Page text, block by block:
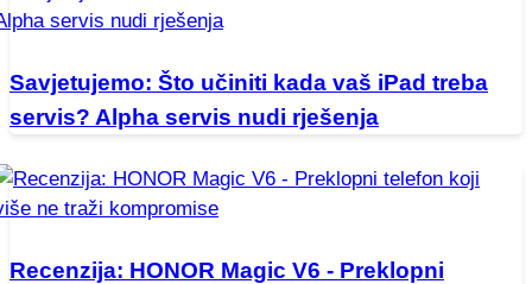
Savjetujemo: Što učiniti kada vaš iPad treba
servis? Alpha servis nudi rješenja
Recenzija: HONOR Magic V6 - Preklopni